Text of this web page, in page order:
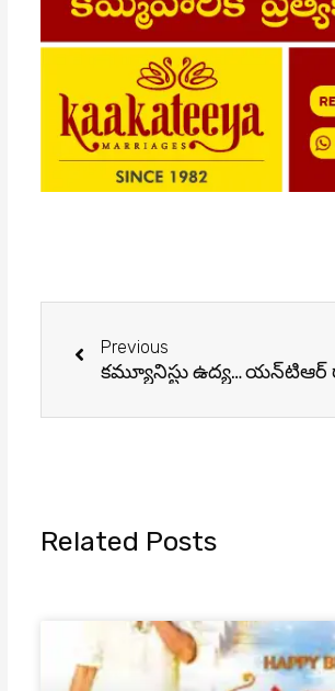
Prev
Previous
కమ్యూనిస్టు ఉద్యమ నేత రామదాసు కన్నుమూత
Related Posts